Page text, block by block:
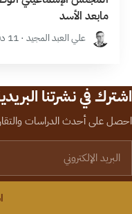
مابعد الأسد
علي العبد المجيد · 11 دقيقة
اشترك في نشرتنا
احصل على أحدث الدراسات